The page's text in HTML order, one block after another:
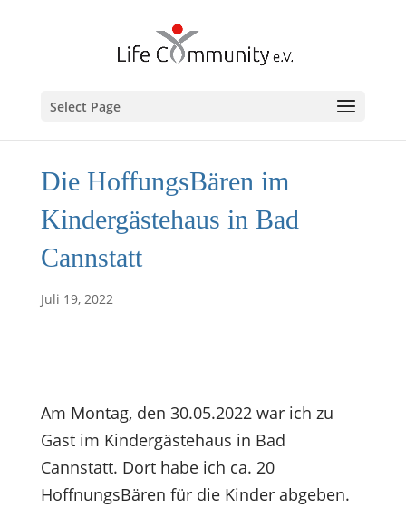
Select Page
Die HoffungsBären im
Kindergästehaus in Bad
Cannstatt
Juli 19, 2022
Am Montag, den 30.05.2022 war ich zu
Gast im Kindergästehaus in Bad
Cannstatt. Dort habe ich ca. 20
HoffnungsBären für die Kinder abgeben.